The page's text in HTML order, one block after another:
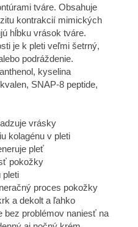
tváre. Obsahuje
kontrakcií mimických
hĺbku vrások tváre.
je k pleti veľmi šetrný,
podráždenie.
kyselina
SNAP-8 peptide,
vrásky
kolagénu v pleti
pleť
pokožky
pleti
proces pokožky
a dekolt a ľahko
bez problémov naniesť na